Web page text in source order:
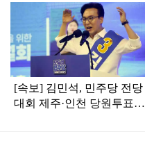
인
[속보] 김민석, 민주당 전당
대회 제주·인천 당원투표서